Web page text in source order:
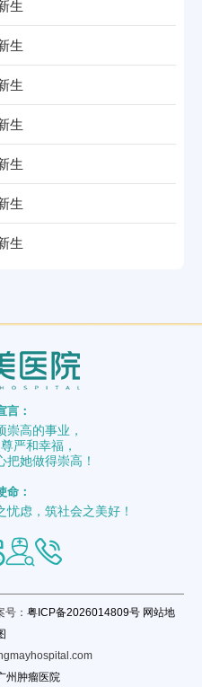
生
生
生
生
生
生
生
言：
崇高的事业，
严和幸福，
把她做得崇高！
命：
虑，筑社会之美好！
： 粤ICP备2026014809号 网站地
州肿瘤医院